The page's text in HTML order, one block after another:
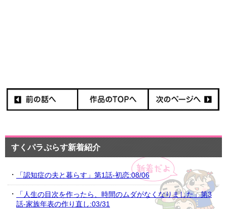
すくパラぷらす新着紹介
「認知症の夫と暮らす」第1話-初恋:08/06
「人生の目次を作ったら、時間のムダがなくなりました」第3
話-家族年表の作り直し:03/31